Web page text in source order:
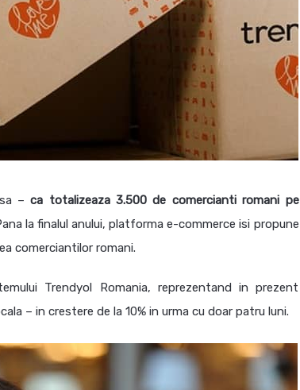
–ca totalizeaza 3.500 de comercianti romani pe
la finalul anului, platforma e-commerce isi propune
comerciantilor romani.
Trendyol Romania, reprezentand in prezent
– in crestere de la 10% in urma cu doar patru luni.